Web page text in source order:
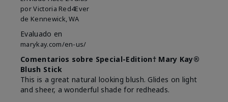
porVictoria Red4Ever
de Kennewick, WA
Evaluado en
marykay.com/en-us/
Comentarios sobre Special-Edition† Mary Kay®
Blush Stick
This is a great natural looking blush. Glides on light
and sheer, a wonderful shade for redheads.